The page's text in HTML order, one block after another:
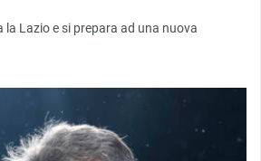
la Lazio e si prepara ad una nuova